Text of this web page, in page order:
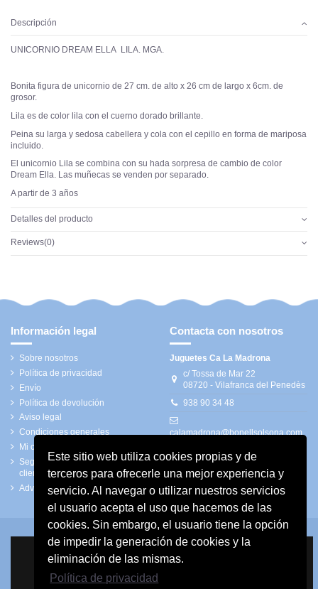
Este sitio web utiliza cookies propias y de
terceros para ofrecerle una mejor experiencia y
servicio. Al navegar o utilizar nuestros servicios
el usuario acepta el uso que hacemos de las
cookies. Sin embargo, el usuario tiene la opción
de impedir la generación de cookies y la
eliminación de las mismas.
Política de privacidad
Descripción
UNICORNIO DREAM ELLA LILA. MGA.
Bonita figura de unicornio de 27 cm. de alto x 26 cm de largo x 6cm. de
grosor.
Lila es de color lila con el cuerno dorado brillante.
Peina su larga y sedosa cabellera y cola con el cepillo en forma de mariposa
incluido.
El unicornio Lila se combina con su hada sorpresa de cambio de color
Dream Ella. Las muñecas se venden por separado.
A partir de 3 años
Detalles del producto
Reviews(0)
Información legal
Sobre nosotros
Política de privacidad
Envío
Política de devolución
Aviso legal
Condiciones generales
Mi cuenta
Seguimiento de pedidos de
clientes invitados
Advertencias de seguridad
Contacta con nosotros
Juguetes Ca La Madrona
c/ Tossa de Mar 22
08720 - Vilafranca del Penedès
938 90 34 48
calamadrona@bonellsolsona.com